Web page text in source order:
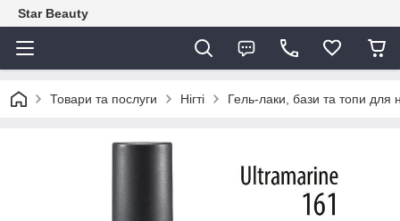
Star Beauty
Товари та послуги Нігті Гель-лаки, бази та топи для